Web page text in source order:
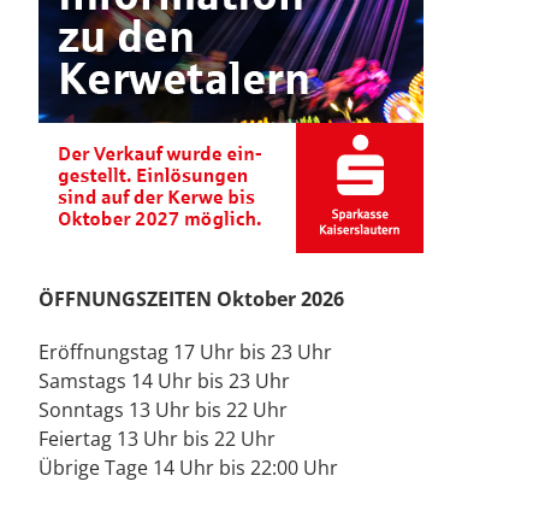
ÖFFNUNGSZEITEN Oktober 2026
Eröffnungstag 17 Uhr bis 23 Uhr
Samstags 14 Uhr bis 23 Uhr
Sonntags 13 Uhr bis 22 Uhr
Feiertag 13 Uhr bis 22 Uhr
Übrige Tage 14 Uhr bis 22:00 Uhr